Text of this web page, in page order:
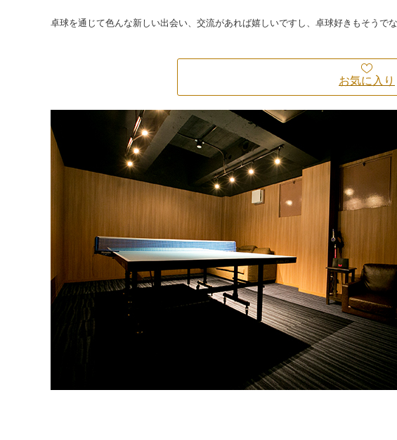
卓球を通じて色んな新しい出会い、交流があれば嬉しいですし、卓球好きもそうで
お気に入り